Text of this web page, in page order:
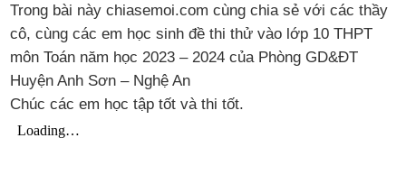
Trong bài này chiasemoi.com cùng chia sẻ với các thầy
cô, cùng các em học sinh đề thi thử vào lớp 10 THPT
môn Toán năm học 2023 – 2024 của Phòng GD&ĐT
Huyện Anh Sơn – Nghệ An
Chúc các em học tập tốt và thi tốt.